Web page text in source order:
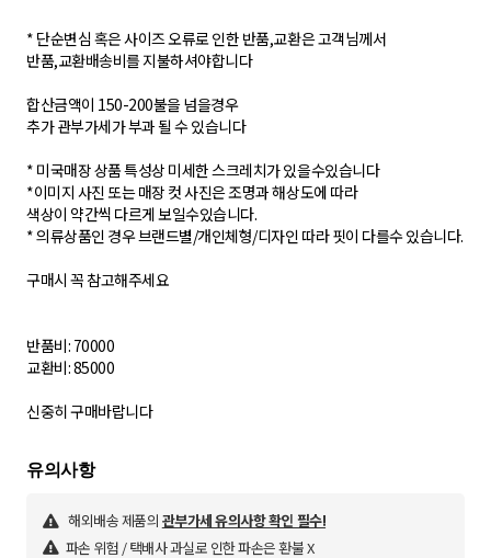
* 단순변심 혹은 사이즈 오류로 인한 반품,교환은 고객님께서
반품,교환배송비를 지불하셔야합니다
합산금액이 150-200불을 넘을경우
추가 관부가세가 부과 될 수 있습니다
* 미국매장 상품 특성상 미세한 스크레치가 있을수있습니다
*이미지 사진 또는 매장 컷 사진은 조명과 해상도에 따라
색상이 약간씩 다르게 보일수있습니다.
* 의류상품인 경우 브랜드별/개인체형/디자인 따라 핏이 다를수 있습니다.
구매시 꼭 참고해주세요
반품비: 70000
교환비: 85000
신중히 구매바랍니다
유의사항
해외배송 제품의 관부가세 유의사항 확인 필수!
파손 위험 / 택배사 과실로 인한 파손은 환불 X